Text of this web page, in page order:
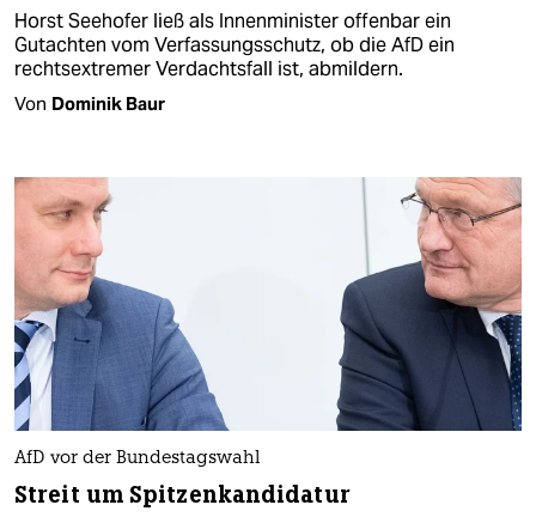
Horst Seehofer ließ als Innenminister offenbar ein
Gutachten vom Verfassungsschutz, ob die AfD ein
rechtsextremer Verdachtsfall ist, abmildern.
Von Dominik Baur
AfD vor der Bundestagswahl
Streit um Spitzenkandidatur